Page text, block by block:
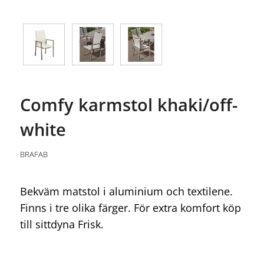
Comfy karmstol khaki/off-
white
BRAFAB
Bekväm matstol i aluminium och textilene.
Finns i tre olika färger. För extra komfort köp
till sittdyna Frisk.